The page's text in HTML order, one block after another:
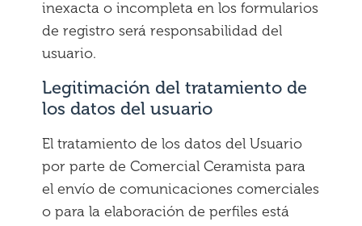
inexacta o incompleta en los formularios
de registro será responsabilidad del
usuario.
Legitimación del tratamiento de
los datos del usuario
El tratamiento de los datos del Usuario
por parte de Comercial Ceramista para
el envío de comunicaciones comerciales
o para la elaboración de perfiles está